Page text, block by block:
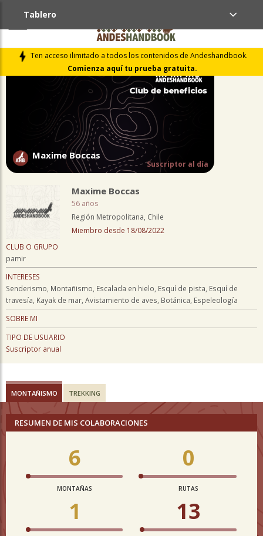
Ten acceso ilimitado a todos los contenidos de Andeshandbook.
Comienza aquí tu prueba gratuita.
Tablero
Maxime Boccas
Suscriptor al día
Maxime Boccas
56 años
Región Metropolitana, Chile
Miembro desde 18/08/2022
CLUB O GRUPO
pamir
INTERESES
Senderismo, Montañismo, Escalada en hielo, Esquí de pista, Esquí de
travesía, Kayak de mar, Avistamiento de aves, Botánica, Espeleología
SOBRE MI
TIPO DE USUARIO
Suscriptor anual
MONTAÑISMO TREKKING
RESUMEN DE MIS COLABORACIONES
6
MONTAÑAS
0
RUTAS
1 13